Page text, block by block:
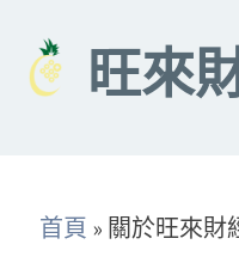
content
旺來
首頁 » 關於旺來財